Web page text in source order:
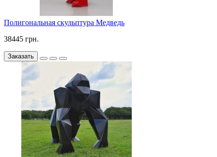
Полигональная скульптура Медведь
38445 грн.
Заказать